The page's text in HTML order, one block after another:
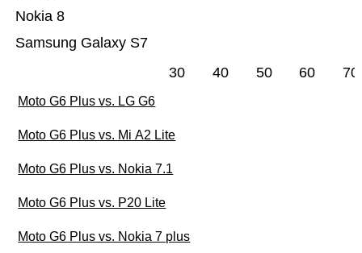
Samsung Galaxy S7
Nokia 8
30 40 50 60 70
Moto G6 Plus vs. LG G6
Moto G6 Plus vs. Mi A2 Lite
Moto G6 Plus vs. Nokia 7.1
Moto G6 Plus vs. P20 Lite
Moto G6 Plus vs. Nokia 7 plus